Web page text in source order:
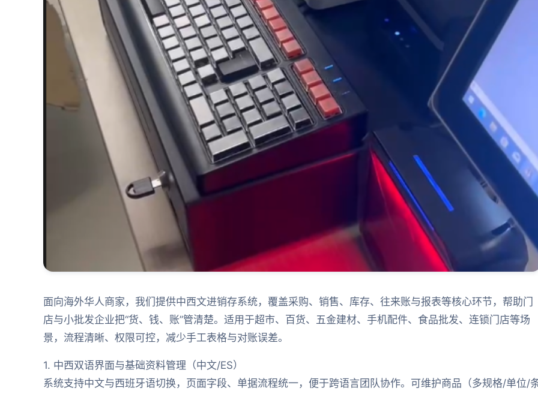
面向海外华人商家，我们提供中西文进销存系统，覆盖采购、销售、库存、往来账与报表等核心环节，帮助门
店与小批发企业把“货、钱、账”管清楚。适用于超市、百货、五金建材、手机配件、食品批发、连锁门店等场
景，流程清晰、权限可控，减少手工表格与对账误差。
1. 中西双语界面与基础资料管理（中文/ES）
系统支持中文与西班牙语切换，页面字段、单据流程统一，便于跨语言团队协作。可维护商品（多规格/单位/